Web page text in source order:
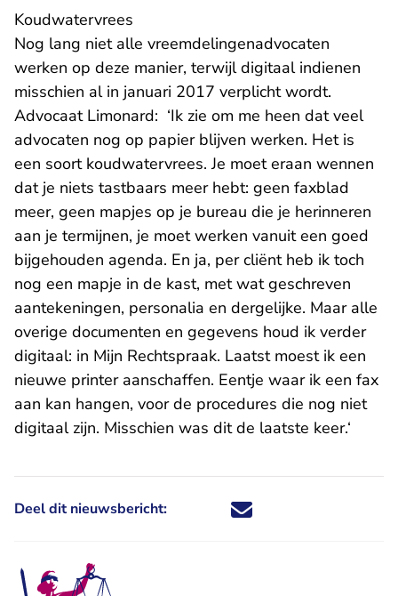
Koudwatervrees
Nog lang niet alle vreemdelingenadvocaten
werken op deze manier, terwijl digitaal indienen
misschien al in januari 2017 verplicht wordt.
Advocaat Limonard: ‘Ik zie om me heen dat veel
advocaten nog op papier blijven werken. Het is
een soort koudwatervrees. Je moet eraan wennen
dat je niets tastbaars meer hebt: geen faxblad
meer, geen mapjes op je bureau die je herinneren
aan je termijnen, je moet werken vanuit een goed
bijgehouden agenda. En ja, per cliënt heb ik toch
nog een mapje in de kast, met wat geschreven
aantekeningen, personalia en dergelijke. Maar alle
overige documenten en gegevens houd ik verder
digitaal: in Mijn Rechtspraak. Laatst moest ik een
nieuwe printer aanschaffen. Eentje waar ik een fax
aan kan hangen, voor de procedures die nog niet
digitaal zijn. Misschien was dit de laatste keer.‘
Deel dit nieuwsbericht: Deel dit nieuwsbericht via X -
Deel dit nieuwsbericht via
Deel dit nieuwsbericht
Deel dit